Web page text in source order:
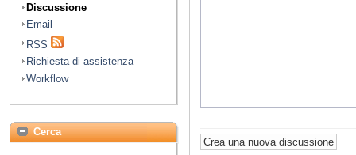
Discussione
Email
RSS
Richiesta di assistenza
Workflow
Cerca